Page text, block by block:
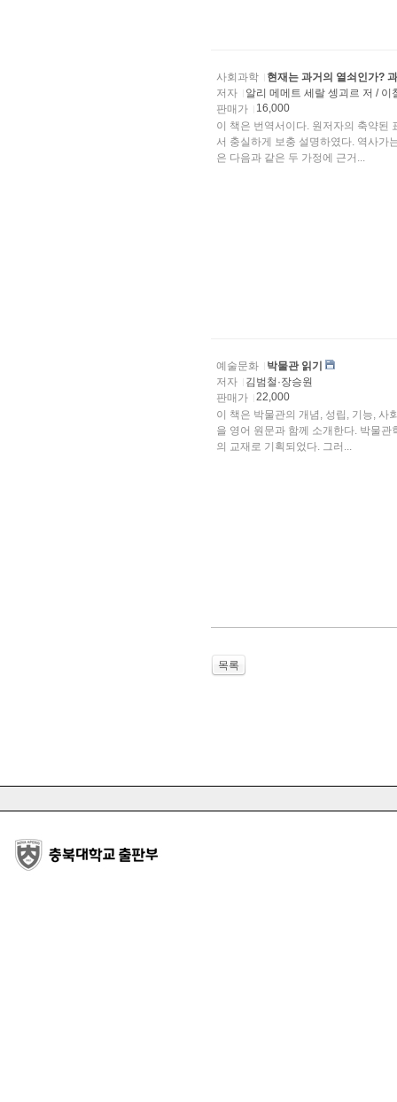
사회과학
현재는 과거의 열쇠인가?
저자
알리 메메트 세랄 셍괴르 저 / 이
판매가
16,000
이 책은 번역서이다. 원저자의 축약된
서 충실하게 보충 설명하였다. 역사가
은 다음과 같은 두 가정에 근거...
예술문화
박물관 읽기
저자
김범철·장승원
판매가
22,000
이 책은 박물관의 개념, 성립, 기능, 사
을 영어 원문과 함께 소개한다. 박물
의 교재로 기획되었다. 그러...
목록